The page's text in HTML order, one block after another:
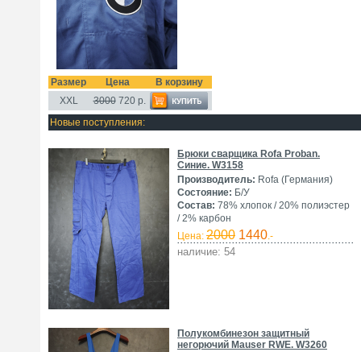
Размер Цена
В корзину
XXL
3000 720р.
Новые поступления:
Брюки сварщика Rofa Proban.
Синие. W3158
Производитель: Rofa (Германия)
Состояние: Б/У
Состав: 78% хлопок / 20% полиэстер
/ 2% карбон
Цена: 2000 1440.-
наличие: 54
Полукомбинезон защитный
негорючий Mauser RWE. W3260